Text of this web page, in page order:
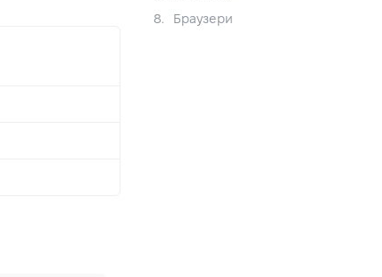
8. Браузери